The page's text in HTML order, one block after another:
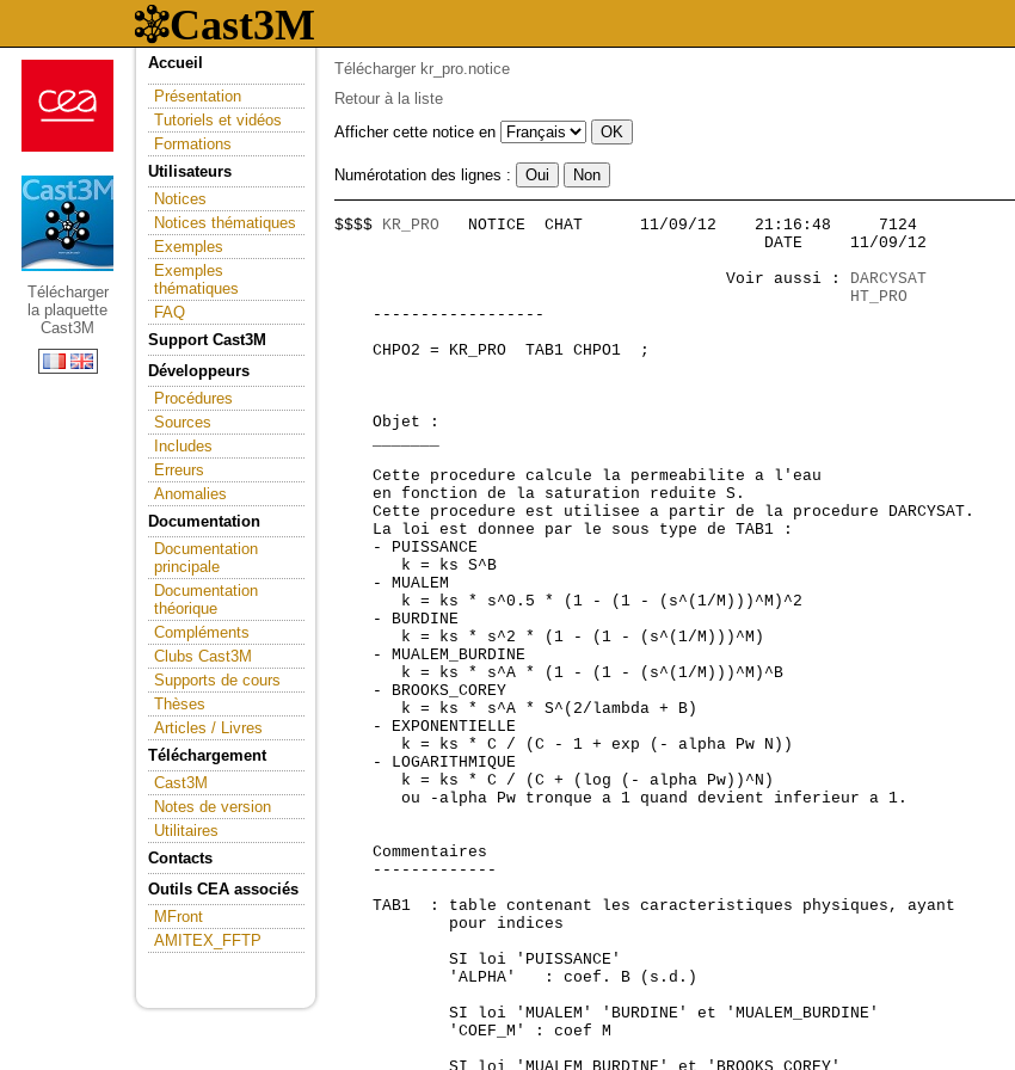
Télécharger
la plaquette
Cast3M
Accueil
Présentation
Tutoriels et vidéos
Formations
Utilisateurs
Notices
Notices thématiques
Exemples
Exemples
thématiques
FAQ
Support Cast3M
Développeurs
Procédures
Sources
Includes
Erreurs
Anomalies
Documentation
Documentation
principale
Documentation
théorique
Compléments
Clubs Cast3M
Supports de cours
Thèses
Articles / Livres
Téléchargement
Cast3M
Notes de version
Utilitaires
Contacts
Outils CEA associés
MFront
AMITEX_FFTP
Télécharger kr_pro.notice
Retour à la liste
Afficher cette notice en
Numérotation des lignes :
$$$$ KR_PRO
   NOTICE  CHAT      11/09/12    21:16:48     7124
                                             DATE     11/09/12
                                         Voir aussi :
DARCYSAT
HT_PRO
    ------------------
    CHPO2 = KR_PRO  TAB1 CHPO1  ;
    Objet :
    Cette procedure calcule la permeabilite a l'eau
    en fonction de la saturation reduite S.
    Cette procedure est utilisee a partir de la procedure DARCYSAT.
    La loi est donnee par le sous type de TAB1 :
    - PUISSANCE
       k = ks S^B
    - MUALEM
       k = ks * s^0.5 * (1 - (1 - (s^(1/M)))^M)^2
    - BURDINE
       k = ks * s^2 * (1 - (1 - (s^(1/M)))^M)
    - MUALEM_BURDINE
       k = ks * s^A * (1 - (1 - (s^(1/M)))^M)^B
    - BROOKS_COREY
       k = ks * s^A * S^(2/lambda + B)
    - EXPONENTIELLE
       k = ks * C / (C - 1 + exp (- alpha Pw N))
    - LOGARITHMIQUE
       k = ks * C / (C + (log (- alpha Pw))^N)
       ou -alpha Pw tronque a 1 quand devient inferieur a 1.
    Commentaires
    -------------
    TAB1  : table contenant les caracteristiques physiques, ayant
            pour indices
            SI loi 'PUISSANCE'
            'ALPHA'   : coef. B (s.d.)
            SI loi 'MUALEM' 'BURDINE' et 'MUALEM_BURDINE'
            'COEF_M' : coef M